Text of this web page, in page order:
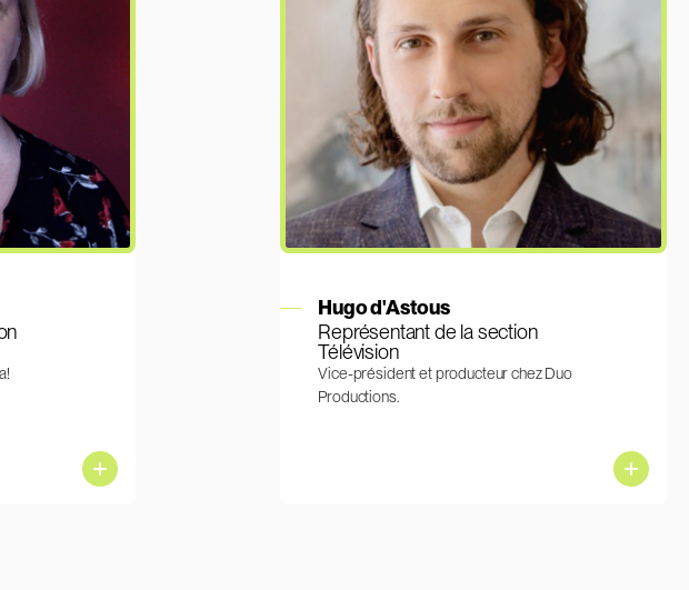
Hugo d'Astous
Représentant de la section
Télévision
Vice-président et producteur chez Duo
Productions.